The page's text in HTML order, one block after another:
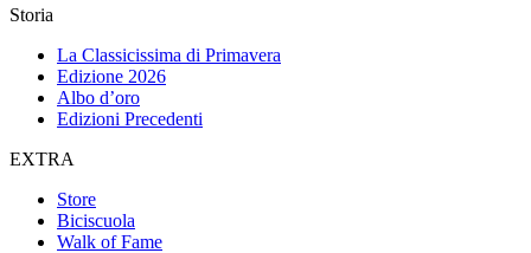
Storia
La Classicissima di Primavera
Edizione 2026
Albo d’oro
Edizioni Precedenti
EXTRA
Store
Biciscuola
Walk of Fame